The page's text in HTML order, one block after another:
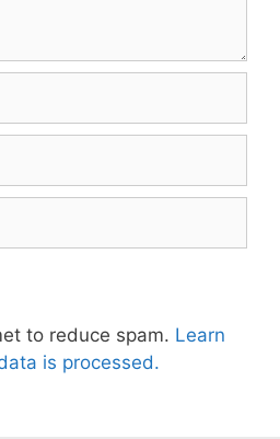
to reduce spam. Learn
is processed.